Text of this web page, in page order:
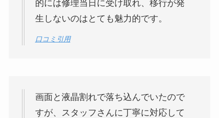
的には修理当日に受け取れ、移行が発
生しないのはとても魅力的です。
口コミ引用
画面と液晶割れで落ち込んでいたので
すが、スタッフさんに丁寧に対応して